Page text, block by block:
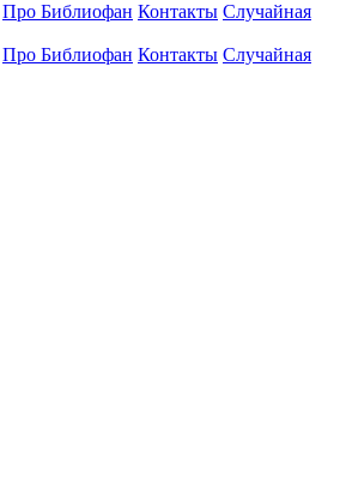
Про Библиофан Контакты Случайная
Про Библиофан Контакты Случайная